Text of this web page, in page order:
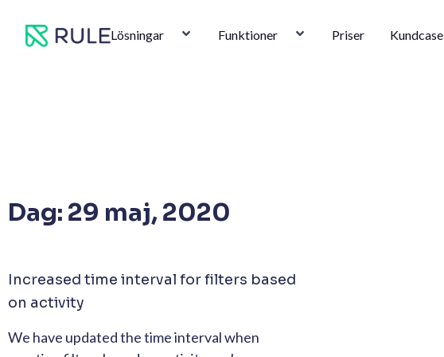
Lösningar Funktioner Priser Kundcase
Dag: 29 maj, 2020
Increased time interval for filters based
on activity
We have updated the time interval when